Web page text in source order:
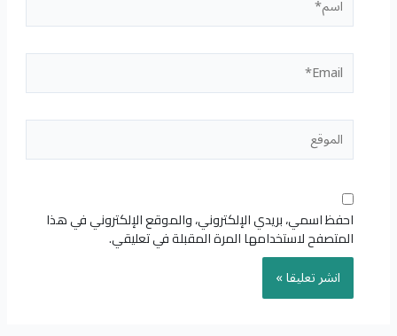
Email*
الموقع
احفظ اسمي، بريدي الإلكتروني، والموقع الإلكتروني في هذا
المتصفح لاستخدامها المرة المقبلة في تعليقي.